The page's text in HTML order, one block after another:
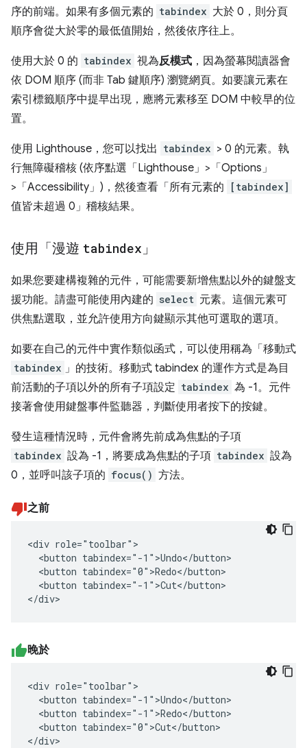
序的前端。如果有多個元素的 tabindex 大於 0，則分頁
順序會從大於零的最低值開始，然後依序往上。
使用大於 0 的 tabindex 視為反模式 ，因為螢幕閱讀器會
依 DOM 順序 (而非 Tab 鍵順序) 瀏覽網頁。如要讓元素在
索引標籤順序中提早出現，應將元素移至 DOM 中較早的位
置。
使用 Lighthouse，您可以找出 tabindex > 0 的元素。執
行無障礙稽核 (依序點選「Lighthouse」>「Options」
>「Accessibility」)，然後查看「所有元素的
[tabindex]
值皆未超過 0」稽核結果。
使用「漫遊 tabindex 」
如果您要建構複雜的元件，可能需要新增焦點以外的鍵盤支
援功能。請盡可能使用內建的 select 元素。這個元素可
供焦點選取，並允許使用方向鍵顯示其他可選取的選項。
如要在自己的元件中實作類似函式，可以使用稱為「移動式
tabindex 」的技術。移動式 tabindex 的運作方式是為目
前活動的子項以外的所有子項設定 tabindex 為 -1。元件
接著會使用鍵盤事件監聽器，判斷使用者按下的按鍵。
發生這種情況時，元件會將先前成為焦點的子項
tabindex 設為 -1，將要成為焦點的子項 tabindex 設為
0，並呼叫該子項的 focus() 方法。
之前
<div role="toolbar">
  <button tabindex="-1">Undo</button>
  <button tabindex="0">Redo</button>
  <button tabindex="-1">Cut</button>
</div>
晚於
<div role="toolbar">
  <button tabindex="-1">Undo</button>
  <button tabindex="-1">Redo</button>
  <button tabindex="0">Cut</button>
</div>